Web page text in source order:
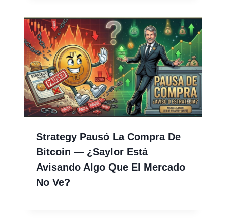
Strategy Pausó La Compra De
Bitcoin — ¿Saylor Está
Avisando Algo Que El Mercado
No Ve?